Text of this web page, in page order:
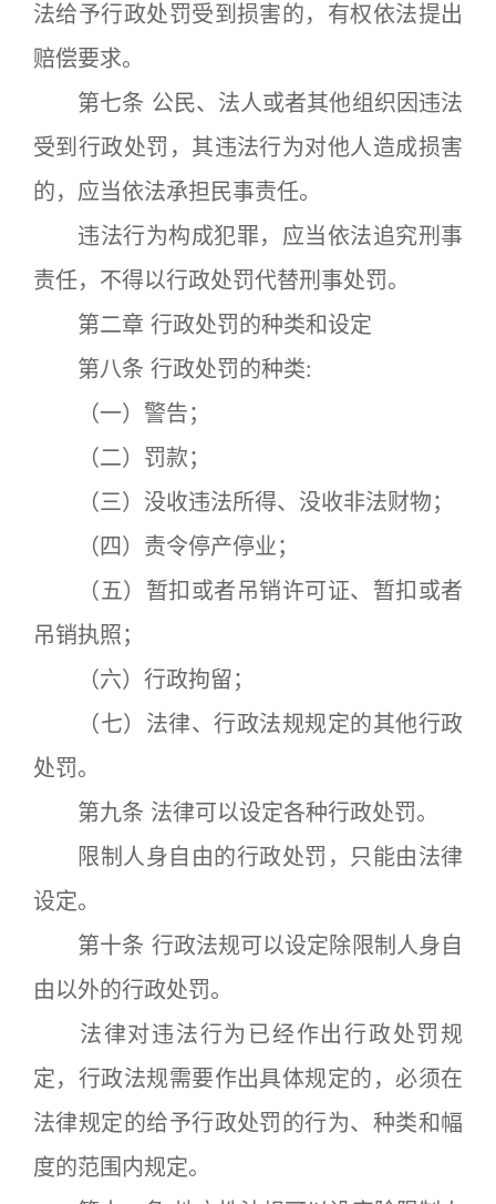
法给予行政处罚受到损害的，有权依法提出
赔偿要求。
第七条 公民、法人或者其他组织因违法
受到行政处罚，其违法行为对他人造成损害
的，应当依法承担民事责任。
违法行为构成犯罪，应当依法追究刑事
责任，不得以行政处罚代替刑事处罚。
第二章 行政处罚的种类和设定
第八条 行政处罚的种类:
（一）警告；
（二）罚款；
（三）没收违法所得、没收非法财物；
（四）责令停产停业；
（五）暂扣或者吊销许可证、暂扣或者
吊销执照；
（六）行政拘留；
（七）法律、行政法规规定的其他行政
处罚。
第九条 法律可以设定各种行政处罚。
限制人身自由的行政处罚，只能由法律
设定。
第十条 行政法规可以设定除限制人身自
由以外的行政处罚。
法律对违法行为已经作出行政处罚规
定，行政法规需要作出具体规定的，必须在
法律规定的给予行政处罚的行为、种类和幅
度的范围内规定。